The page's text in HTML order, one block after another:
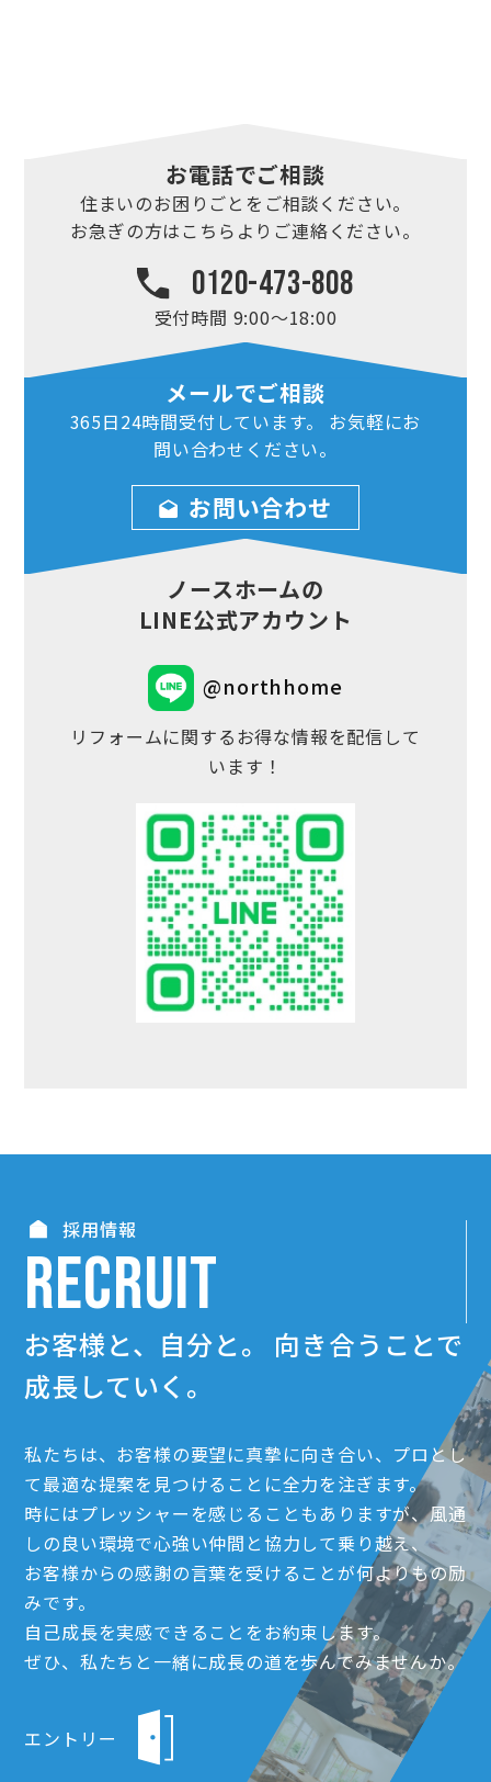
お電話でご相談
住まいのお困りごとを ご相談ください。
お急ぎの方はこちらより ご連絡ください。
0120-473-808
受付時間 9:00～18:00
メールでご相談
365日24時間受付しています。
お気軽にお
問い合わせ ください。
お問い合わせ
ノースホームの
LINE公式アカウント
@northhome
リフォームに関するお得な情報を配信して
います！
採用情報
RECRUIT
お客様と、自分と。
向き合うことで
成長していく。
私たちは、お客様の要望に真摯に向き合い、プロとし
て最適な提案を見つけることに全力を注ぎます。
時にはプレッシャーを感じることもありますが、風通
しの良い環境で心強い仲間と協力して乗り越え、
お客様からの感謝の言葉を受けることが何よりもの励
みです。
自己成長を実感できることをお約束します。
ぜひ、私たちと一緒に成長の道を歩んでみませんか。
エントリー